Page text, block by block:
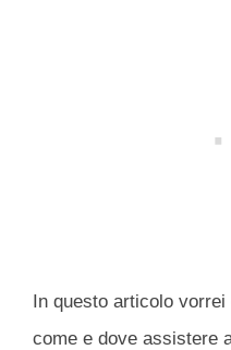
In questo articolo
come e dove assistere